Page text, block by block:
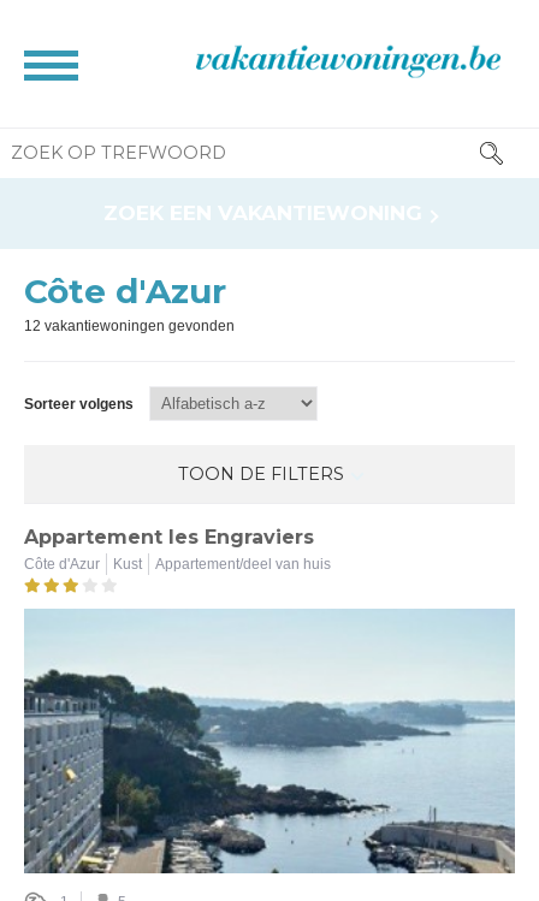
CONTACT
RESERVATIE INFO
NEWS
ZOEK EEN VAKANTIEWONING
Côte d'Azur
12 vakantiewoningen gevonden
Sorteer volgens
TOON DE FILTERS
Ligging
Kust (11)
Binnenland (1)
Type logement
Appartement/deel van huis (1)
Huis/Villa (11)
Huisdieren toegelaten
Ja (5)
Appartement les Engraviers
Côte d'Azur Kust Appartement/deel van huis